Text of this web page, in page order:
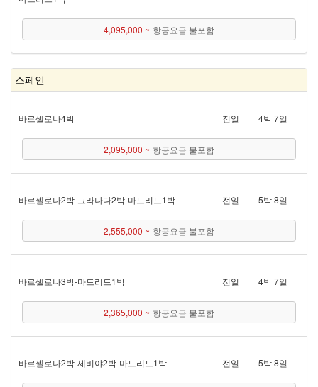
4,095,000 ~ 항공요금 불포함
스페인
바르셀로나 4박 전일 4박 7일
2,095,000 ~ 항공요금 불포함
바르셀로나 2박 - 그라나다 2박 - 마드리드 1박 전일 5박 8일
2,555,000 ~ 항공요금 불포함
바르셀로나 3박 - 마드리드 1박 전일 4박 7일
2,365,000 ~ 항공요금 불포함
바르셀로나 2박 - 세비야 2박 - 마드리드 1박 전일 5박 8일